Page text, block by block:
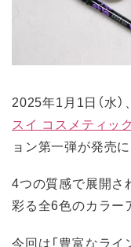
2025年1月1日（水
スイ コスメティック
ョン第一弾が発売に
4つの質感で展開さ
彩る全6色のカラー
今回は「豊富なラ